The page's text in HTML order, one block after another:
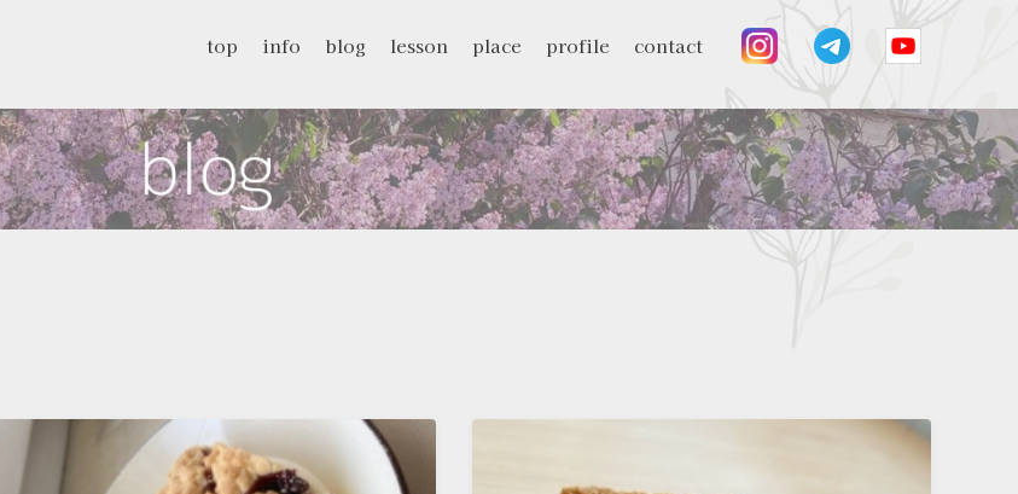
top info blog lesson place profile contact